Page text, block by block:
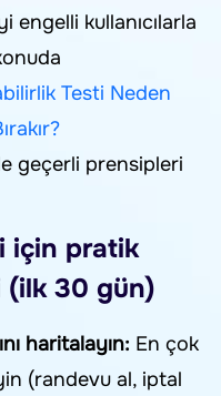
engelli kullanıcılarla
Testi Neden
geçerli prensipleri
için pratik
(ilk 30 gün)
haritalayın: En çok
(randevu al, iptal